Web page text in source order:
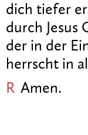
dich tiefer
durch Jesus
der in der
herrscht in
R Amen.